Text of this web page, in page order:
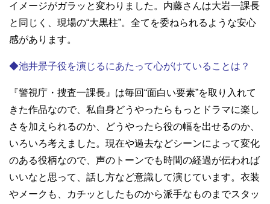
イメージがガラッと変わりました。内藤さんは大岩一課長
と同じく、現場の“大黒柱”。全てを委ねられるような安心
感があります。
◆池井景子役を演じるにあたって心がけていることは？
『警視庁・捜査一課長』は毎回“面白い要素”を取り入れて
きた作品なので、私自身どうやったらもっとドラマに楽し
さを加えられるのか、どうやったら役の幅を出せるのか、
いろいろ考えました。現在や過去などシーンによって変化
のある役柄なので、声のトーンでも時間の経過が伝われば
いいなと思って、話し方など意識して演じています。衣装
やメークも、カチッとしたものから派手なものまでスタッ